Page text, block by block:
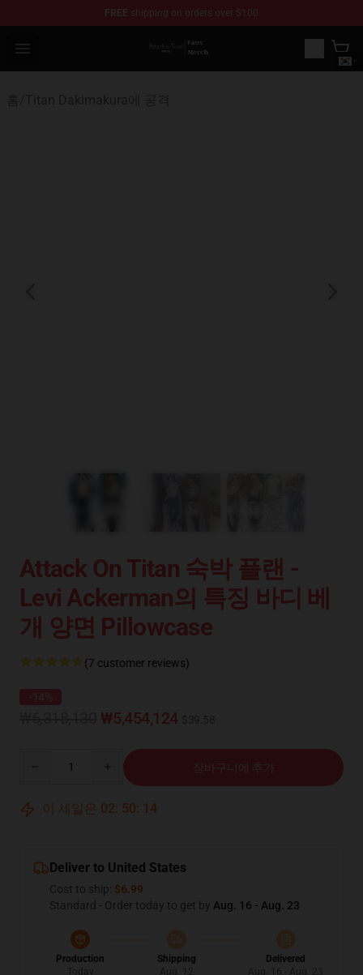
FREE shipping on orders over $100
Open menu
Attack On Titan Store - Official Attack On Titan
Attack On Titan 숙박 플랜 -
Levi Ackerman의 특징 바디 베
개 양면 Pillowcase
(7 customer reviews)
-14%
₩5,454,124
장바구니에 추가
이 세일은 02: 50: 12
Deliver to United States
Cost to ship: $6.99
Standard - Order today to get by Aug. 16 - Aug. 23
Production
Shipping
Delivered